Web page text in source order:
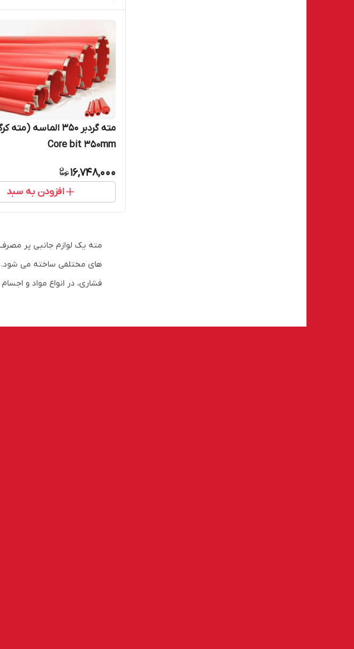
مته گردبر 350 الماسه
Core bit 350mm
16,748,000
افزودن به سبد
مته یک لوازم جانبی پر
های مختلفی ساخته می شود.
فشاری، در انواع مواد و